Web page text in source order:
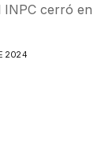
INPC cerró en
2024